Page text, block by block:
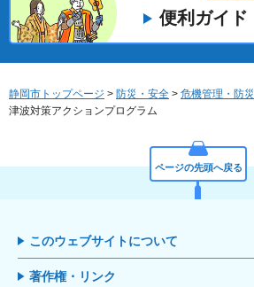
便利ガイド
静岡市トップページ > 防災・安全 > 危機管理・防災
津波対策アクションプログラム
ページの先頭へ戻る
このウェブサイトについて
著作権・リンク